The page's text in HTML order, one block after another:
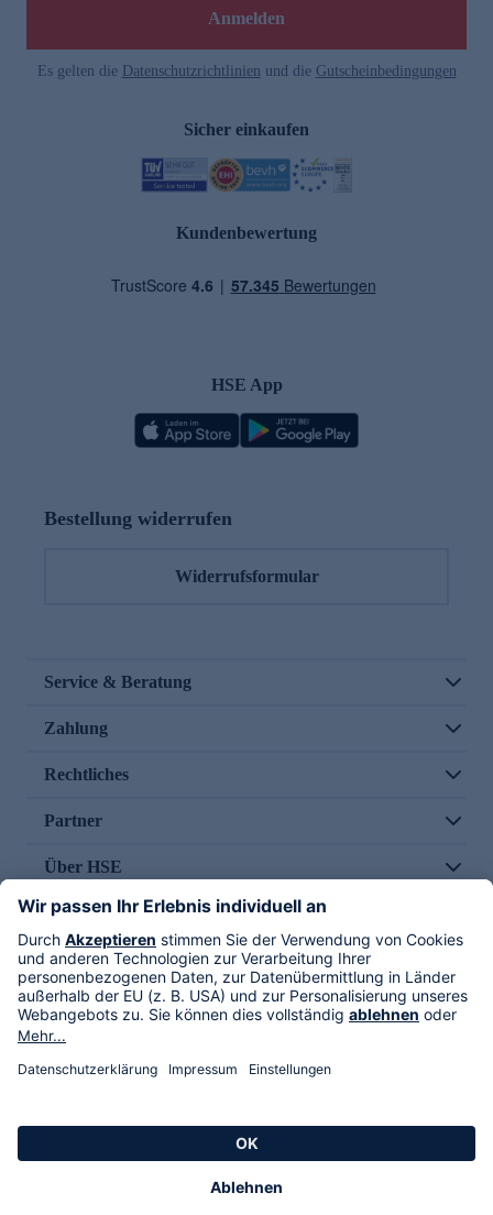
Anmelden
Es gelten die Datenschutzrichtlinien und die Gutscheinbedingungen
Sicher einkaufen
Kundenbewertung
HSE App
Bestellung widerrufen
Widerrufsformular
Service & Beratung
Zahlung
Rechtliches
Partner
Über HSE
Im TV
HSE International